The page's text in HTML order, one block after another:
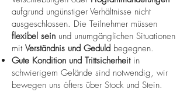
aufgrund ungünstiger Verhältnisse nicht
ausgeschlossen. Die Teilnehmer müssen
flexibel sein und unumgänglichen Situationen
mit Verständnis und Geduld begegnen.
Gute Kondition und Trittsicherheit in
schwierigem Gelände sind notwendig, wir
bewegen uns öfters über Stock und Stein.